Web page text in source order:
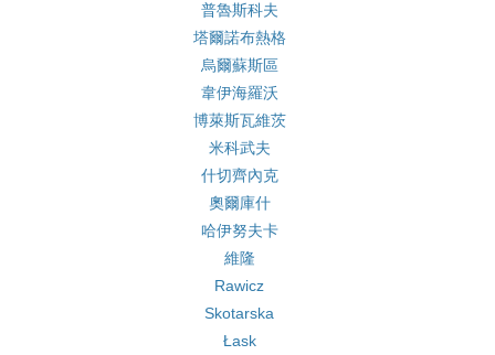
普魯斯科夫
塔爾諾布熱格
烏爾蘇斯區
韋伊海羅沃
博萊斯瓦維茨
米科武夫
什切齊內克
奧爾庫什
哈伊努夫卡
維隆
Rawicz
Skotarska
Łask